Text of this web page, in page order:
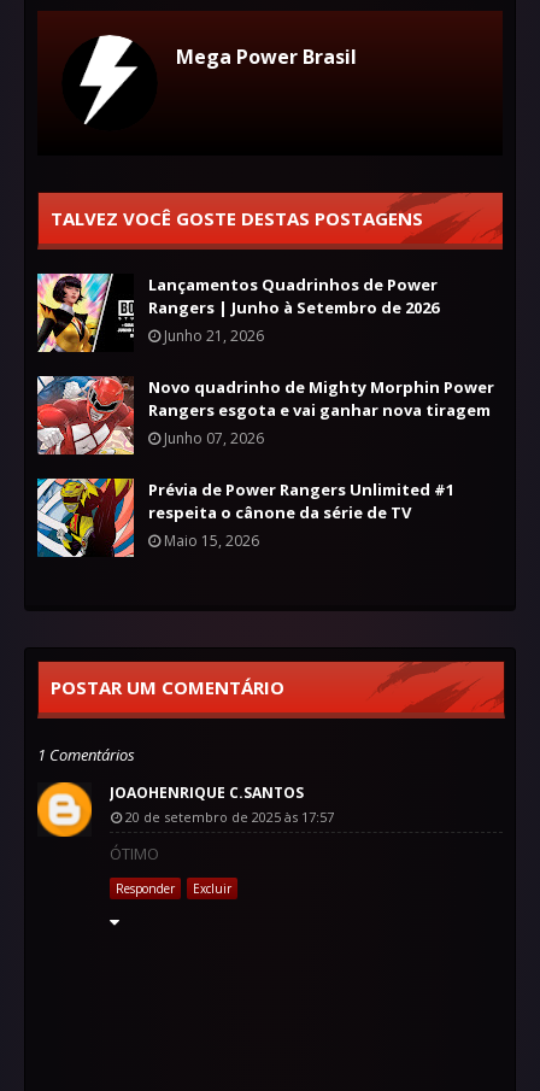
Mega Power Brasil
TALVEZ VOCÊ GOSTE DESTAS POSTAGENS
Lançamentos Quadrinhos de Power
Rangers | Junho à Setembro de 2026
Junho 21, 2026
Novo quadrinho de Mighty Morphin Power
Rangers esgota e vai ganhar nova tiragem
Junho 07, 2026
Prévia de Power Rangers Unlimited #1
respeita o cânone da série de TV
Maio 15, 2026
POSTAR UM COMENTÁRIO
1 Comentários
JOAOHENRIQUE C.SANTOS
20 de setembro de 2025 às 17:57
ÓTIMO
Responder Excluir